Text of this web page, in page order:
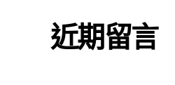
近期留言